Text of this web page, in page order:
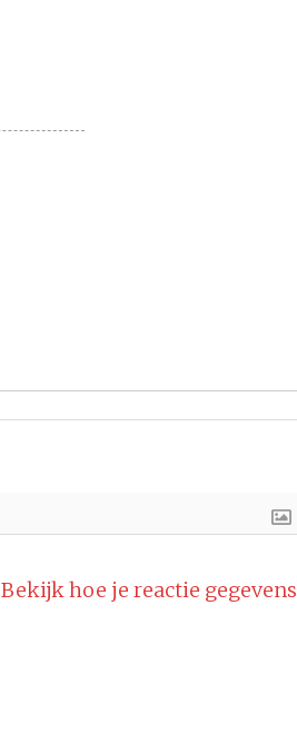
Bekijk hoe je reactie gegevens